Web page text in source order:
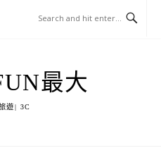
最大
遊| 3C